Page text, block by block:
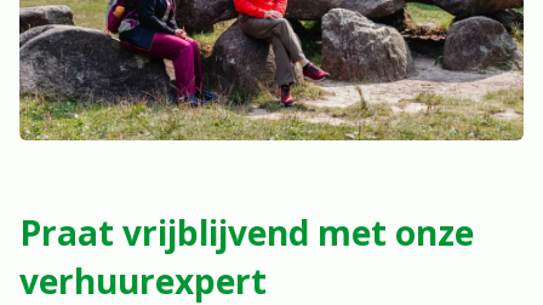
Praat vrijblijvend met onze
verhuurexpert